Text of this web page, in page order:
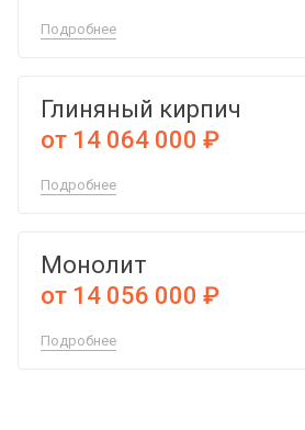
Подробнее
Глиняный кирпич
от 14 064 000 ₽
Подробнее
Монолит
от 14 056 000 ₽
Подробнее